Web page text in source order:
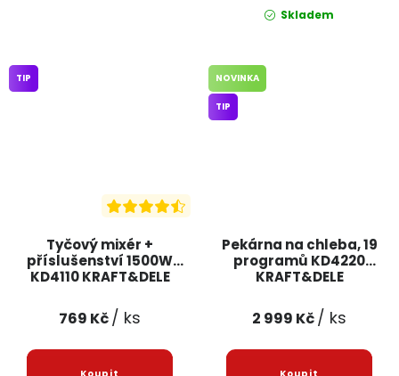
Skladem
Tyčový mixér +
příslušenství 1500W
KD4110 KRAFT&DELE
TIP
769 Kč/ ks
Pekárna na chleba, 19
programů KD4220
KRAFT&DELE
NOVINKA
TIP
2 999 Kč/ ks